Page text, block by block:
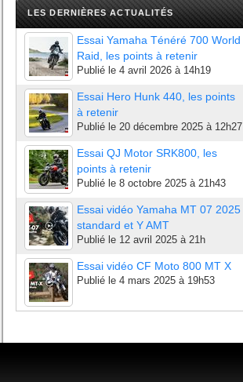
LES DERNIÈRES ACTUALITÉS
Essai Yamaha Ténéré 700 World
Raid, les points à retenir
Publié le 4 avril 2026 à 14h19
Essai Hero Hunk 440, les points
à retenir
Publié le 20 décembre 2025 à 12h27
Essai QJ Motor SRK800, les
points à retenir
Publié le 8 octobre 2025 à 21h43
Essai vidéo Yamaha MT 07 2025
standard et Y AMT
Publié le 12 avril 2025 à 21h
Essai vidéo CF Moto 800 MT X
Publié le 4 mars 2025 à 19h53